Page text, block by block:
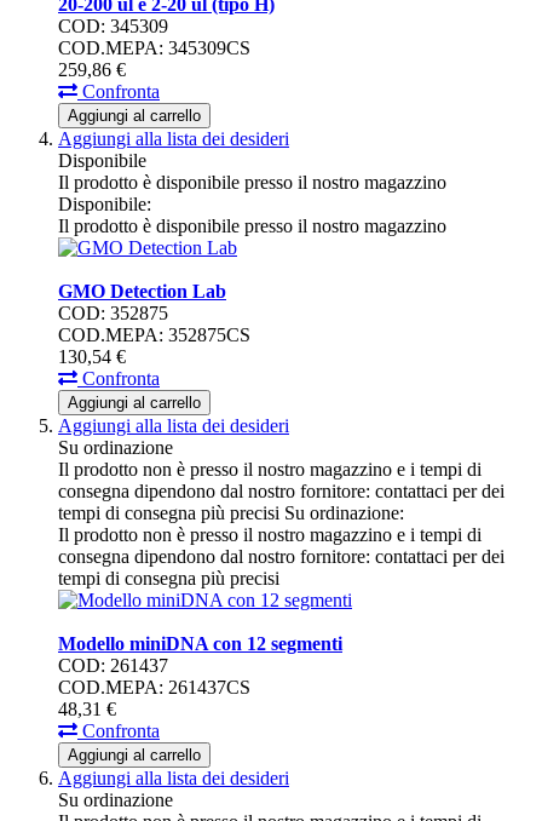
COD: 345309
COD.MEPA: 345309CS
259,86 €
Confronta
Aggiungi al carrello
Aggiungi alla lista dei desideri
Disponibile
Il prodotto è disponibile presso il nostro magazzino
Disponibile:
Il prodotto è disponibile presso il nostro magazzino
GMO Detection Lab
COD: 352875
COD.MEPA: 352875CS
130,54 €
Confronta
Aggiungi al carrello
Aggiungi alla lista dei desideri
Su ordinazione
Il prodotto non è presso il nostro magazzino e i tempi di
consegna dipendono dal nostro fornitore: contattaci per dei
tempi di consegna più precisi Su ordinazione:
Il prodotto non è presso il nostro magazzino e i tempi di
consegna dipendono dal nostro fornitore: contattaci per dei
tempi di consegna più precisi
Modello miniDNA con 12 segmenti
COD: 261437
COD.MEPA: 261437CS
48,31 €
Confronta
Aggiungi al carrello
Aggiungi alla lista dei desideri
Su ordinazione